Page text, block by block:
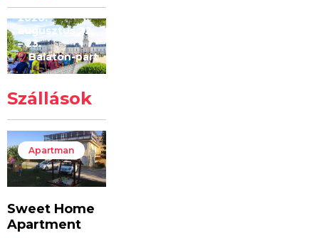
2026.
augusztus 22
– 23.
Balaton-part
Szállások
Apartman
Sweet Home
Apartment